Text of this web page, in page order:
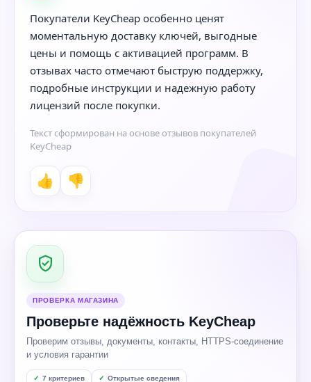
Покупатели KeyCheap особенно ценят
моментальную доставку ключей, выгодные
цены и помощь с активацией программ. В
отзывах часто отмечают быструю поддержку,
подробные инструкции и надежную работу
лицензий после покупки.
Текст сформирован на основе отзывов покупателей
KeyCheap
👍 👎
ПРОВЕРКА МАГАЗИНА
Проверьте надёжность KeyCheap
Проверим отзывы, документы, контакты, HTTPS-соединение
и условия гарантии
7 критериев Открытые сведения